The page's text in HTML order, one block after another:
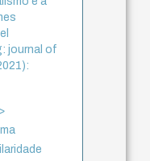
journal of